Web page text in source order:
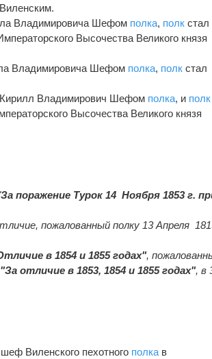
Владимировича Шефом полка, полк стал
Высочества Великого князя
Владимировича Шефом полка, полк стал
Кирилл Владимирович Шефом полка, и полк
Высочества Великого князя
За поражение Турок 14 Ноября 1853 г.
пожалованный полку 13 Апреля
в 1854 и 1855 годах",
"За отличие в 1853, 1854 и 1855 годах", в
Виленского пехотного полка в